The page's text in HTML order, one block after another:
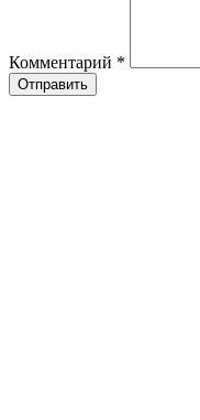
Комментарий *
Отправить